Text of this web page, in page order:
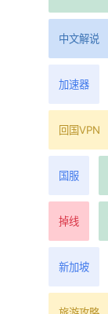
中文解说
加速器
回国VPN
国服
掉线
新加坡